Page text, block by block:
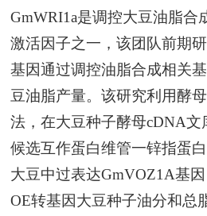
GmWRI1a是调控大豆油脂合
激活因子之一，该团队前期
基因通过调控油脂合成相关
豆油脂产量。该研究利用酵
法，在大豆种子酵母cDNA文
候选互作蛋白维管一锌指蛋
大豆中过表达GmVOZ1A基
OE转基因大豆种子油分和总